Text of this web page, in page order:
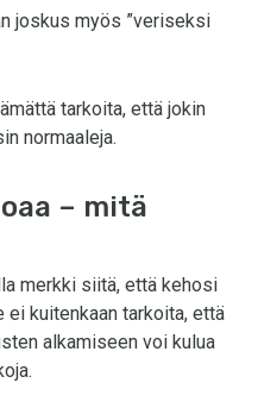
joskus myös ”veriseksi
tarkoita, että jokin
normaaleja.
– mitä
merkki siitä, että kehosi
kuitenkaan tarkoita, että
alkamiseen voi kulua